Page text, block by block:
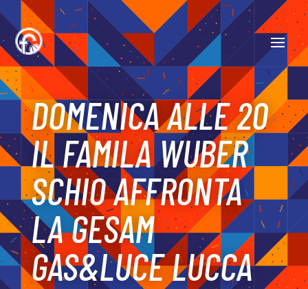
DOMENICA ALLE 20
IL FAMILA WUBER
SCHIO AFFRONTA
LA GESAM
GAS&LUCE LUCCA